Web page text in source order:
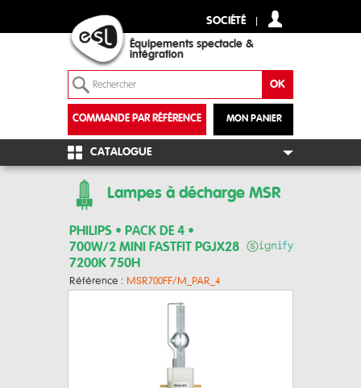
SOCIÉTÉ
Équipements spectacle &
intégration
MON PANIER
COMMANDE PAR RÉFÉRENCE
+
CATALOGUE
Lampes à décharge MSR
PHILIPS • PACK DE 4 •
700W/2 MINI FASTFIT PGJX28
7200K 750H
Référence : MSR700FF/M_PAR_4